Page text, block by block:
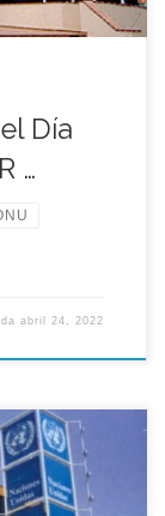
Día
…
abril 24, 2022
celebraron